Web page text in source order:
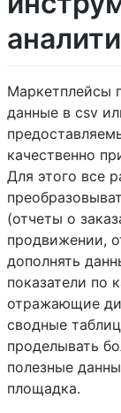
Маркетплейсы
данные в csv
качественно
Для этого все
(отчеты о
продвижении,
дополнять
показатели по
отражающие
сводные
проделывать
полезные
площадка.